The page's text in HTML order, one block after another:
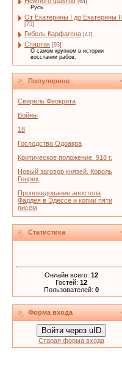
[64]
Русь
От Екатерины I до Екатерины II
[75]
Гибель Карфагена [47]
Спартак [93]
О самом крупном в истории
восстании рабов.
Популярное
Свирель Феокрита
Войны
18
Господство Одоакра
Критическое положение. 918 г.
Новый заговор князей. Король
Генрих
Проповедование апостола
Фаддея в Эдессе и копии пяти
писем
Статистика
Онлайн всего: 12
Гостей: 12
Пользователей: 0
Форма входа
Войти через uID
Старая форма входа